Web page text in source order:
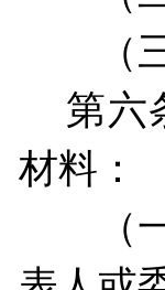
（三
第六
材料：
（一